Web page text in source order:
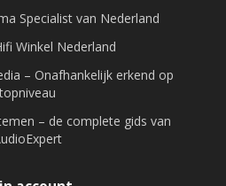
Specialist van Nederland
Winkel Nederland
– Onafhankelijk erkend op
topniveau
– de complete gids van